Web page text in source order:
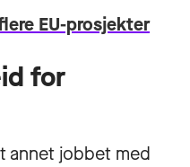
EU-prosjekter
for
annet jobbet med